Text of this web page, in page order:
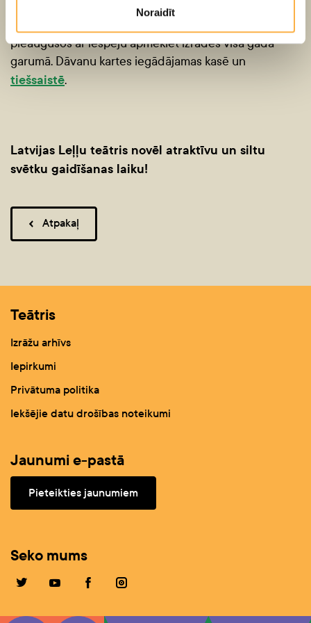
Noraidīt
Latvijas Leļļu teātrī pieejamas arī
pieaugušos ar iespēju apmeklēt izrādes visa gada
garumā. Dāvanu kartes iegādājamas kasē un
tiešsaistē.
Latvijas Leļļu teātris novēl atraktīvu un siltu
svētku gaidīšanas laiku!
Atpakaļ
Teātris
Izrāžu arhīvs
Iepirkumi
Privātuma politika
Iekšējie datu drošības noteikumi
Jaunumi e-pastā
Pieteikties jaunumiem
Seko mums